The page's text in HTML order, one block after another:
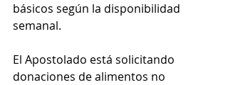
básicos según la disponibilidad
semanal.
El Apostolado está solicitando
donaciones de alimentos no